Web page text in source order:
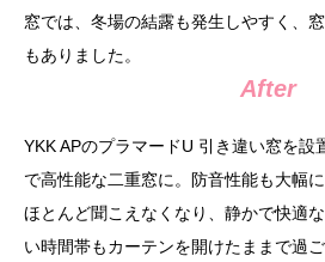
窓では、冬場の結露も発生しやすく、
もありました。
After
YKK APのプラマードU 引き違い窓を設
で高性能な二重窓に。防音性能も大幅
ほとんど聞こえなくなり、静かで快適
い時間帯もカーテンを開けたままで過